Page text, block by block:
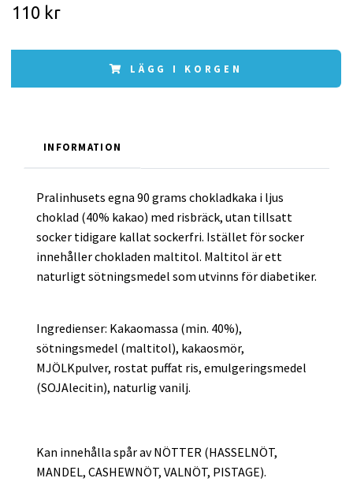
110 kr
LÄGG I KORGEN
INFORMATION
Pralinhusets egna 90 grams chokladkaka i ljus
choklad (40% kakao) med risbräck, utan tillsatt
socker tidigare kallat sockerfri. Istället för socker
innehåller chokladen maltitol. Maltitol är ett
naturligt sötningsmedel som utvinns för diabetiker.
Ingredienser: Kakaomassa (min. 40%),
sötningsmedel (maltitol), kakaosmör,
MJÖLKpulver, rostat puffat ris, emulgeringsmedel
(SOJAlecitin), naturlig vanilj.
Kan innehålla spår av NÖTTER (HASSELNÖT,
MANDEL, CASHEWNÖT, VALNÖT, PISTAGE).